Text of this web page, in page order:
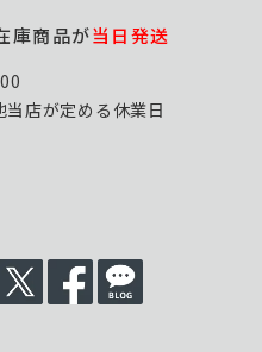
庫商品が当日発送
店が定める休業日